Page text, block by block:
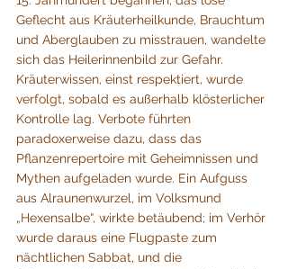
Geflecht aus Kräuterheilkunde, Brauchtum
und Aberglauben zu misstrauen, wandelte
sich das Heilerinnenbild zur Gefahr.
Kräuterwissen, einst respektiert, wurde
verfolgt, sobald es außerhalb klösterlicher
Kontrolle lag. Verbote führten
paradoxerweise dazu, dass das
Pflanzenrepertoire mit Geheimnissen und
Mythen aufgeladen wurde. Ein Aufguss
aus Alraunenwurzel, im Volksmund
„Hexensalbe“, wirkte betäubend; im Verhör
wurde daraus eine Flugpaste zum
nächtlichen Sabbat, und die